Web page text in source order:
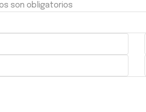
son obligatorios